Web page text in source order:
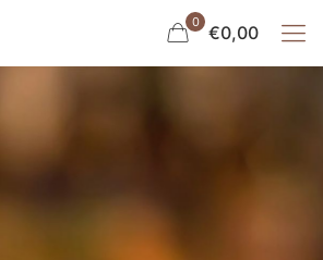
0 €0,00